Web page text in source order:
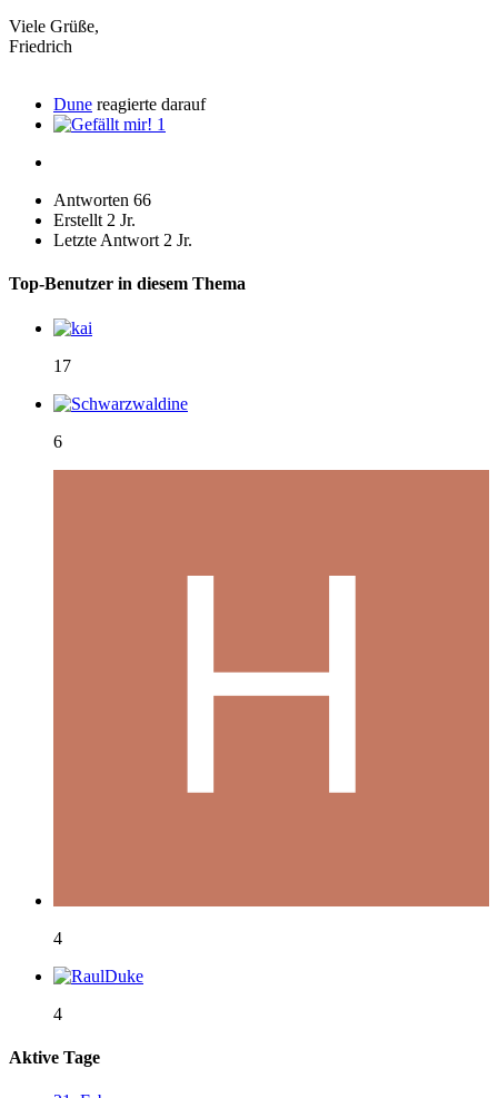
Viele Grüße,
Friedrich
Dune reagierte darauf
1
Antworten 66
Erstellt 2 Jr.
Letzte Antwort 2 Jr.
Top-Benutzer in diesem Thema
17
6
4
4
Aktive Tage